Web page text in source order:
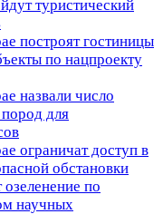
туристический
построят гостиницы
по нацпроекту
назвали число
для
ограничат доступ в
обстановки
по
научных